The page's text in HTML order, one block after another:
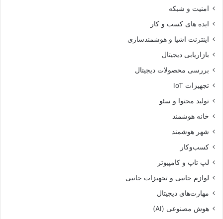
امنیت و شبکه
ایده های کسب و کار
اینترنت اشیا و هوشمندسازی
بازاریابی دیجیتال
بررسی محصولات دیجیتال
تجهیزات IoT
تولید محتوا و سئو
خانه هوشمند
شهر هوشمند
کسب‌وکار
لپ تاپ و کامپیوتر
لوازم جانبی و تجهیزات جانبی
مهارت‌های دیجیتال
هوش مصنوعی (AI)